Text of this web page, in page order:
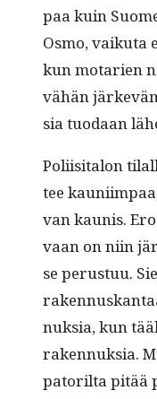
paa kuin
Osmo, vaiku­ta
kun motarien
vähän
sia tuo­daan
Poli­isi­talon
tee
van kau­nis.
vaan on niin
se perus­tuu.
nuk­sia, kun
raken­nuk­sia.
pa­to­ril­ta pitää